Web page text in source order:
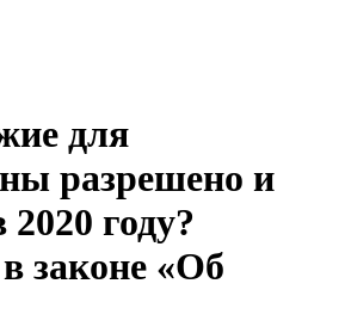
для
разрешено и
году?
законе «Об